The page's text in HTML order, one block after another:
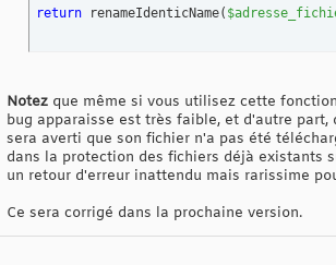
return renameIdenticName(
Notez que même si vous utilisez cette
bug apparaisse est très faible, et d'autre
sera averti que son fichier n'a pas été
dans la protection des fichiers déjà existants
un retour d'erreur inattendu mais rarissime
Ce sera corrigé dans la prochaine version.